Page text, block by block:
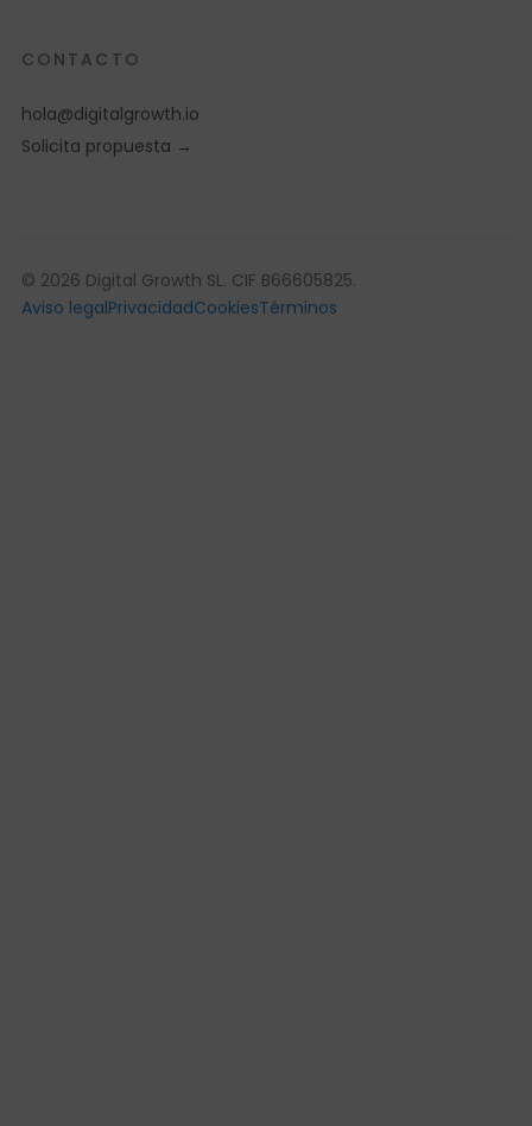
CONTACTO
hola@digitalgrowth.io
Solicita propuesta →
© 2026 Digital Growth SL. CIF B66605825.
Aviso legalPrivacidadCookiesTérminos